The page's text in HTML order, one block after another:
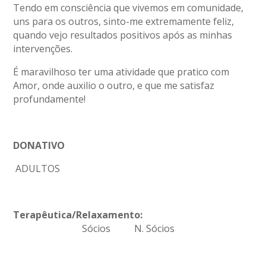
Tendo em consciência que vivemos em comunidade,
uns para os outros, sinto-me extremamente feliz,
quando vejo resultados positivos após as minhas
intervenções.
É maravilhoso ter uma atividade que pratico com
Amor, onde auxilio o outro, e que me satisfaz
profundamente!
DONATIVO
ADULTOS
Terapêutica/Relaxamento:
Sócios N. Sócios